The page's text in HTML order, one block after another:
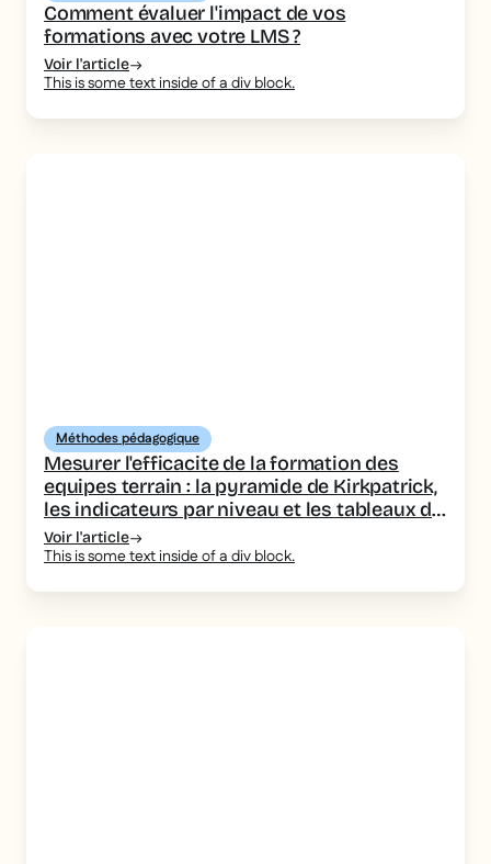
Comment évaluer l'impact de vos
formations avec votre LMS ?
Voir l'article
This is some text inside of a div block.
Méthodes pédagogique
Mesurer l'efficacite de la formation des
equipes terrain : la pyramide de Kirkpatrick,
les indicateurs par niveau et les tableaux de
bord a piloter
Voir l'article
This is some text inside of a div block.